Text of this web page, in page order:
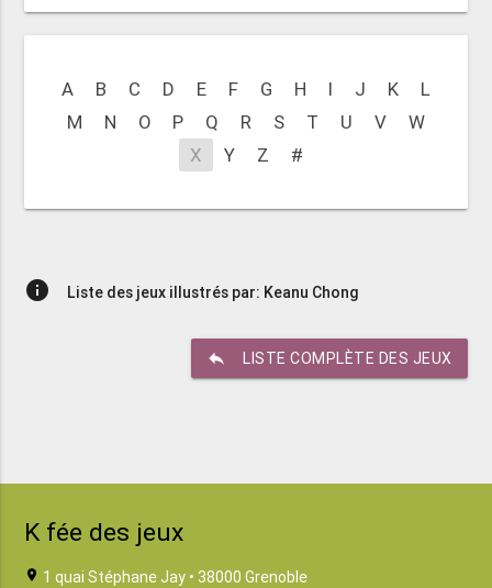
A B C D E F G H I J K
L
M
N O P Q R S T U V
W
X
Y Z #
info Liste des jeux illustrés par: Keanu Chong
reply LISTE COMPLÈTE DES JEUX
K fée des jeux
location_on 1 quai Stéphane Jay • 38000 Grenoble